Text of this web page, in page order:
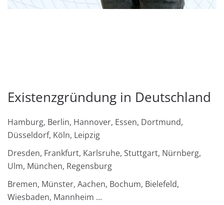
Existenzgründung in Deutschland
Hamburg, Berlin, Hannover, Essen, Dortmund,
Düsseldorf, Köln, Leipzig
Dresden, Frankfurt, Karlsruhe, Stuttgart, Nürnberg,
Ulm, München, Regensburg
Bremen, Münster, Aachen, Bochum, Bielefeld,
Wiesbaden, Mannheim ...